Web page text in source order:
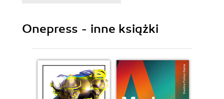
5. Czy naprawdę ulepszamy świat?
7. Nowa, zielona przyszłość
Podziękowania
Przypisy
Onepress - inne książki